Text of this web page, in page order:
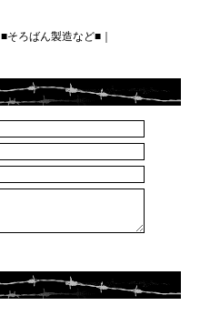
■そろばん製造など■｜